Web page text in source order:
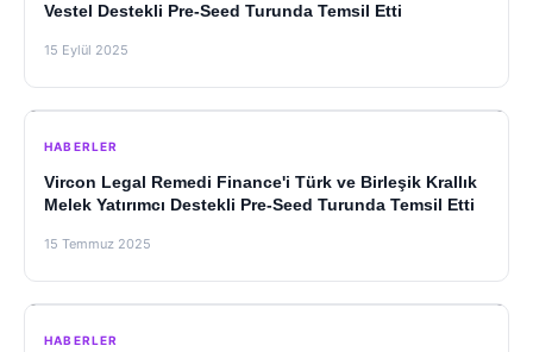
Vestel Destekli Pre-Seed Turunda Temsil Etti
15 Eylül 2025
HABERLER
Vircon Legal Remedi Finance'i Türk ve Birleşik Krallık
Melek Yatırımcı Destekli Pre-Seed Turunda Temsil Etti
15 Temmuz 2025
HABERLER